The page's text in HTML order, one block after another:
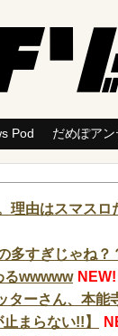
Pod だめぽアン
理由はスマス
多すぎじゃね？
wwwww NEW!
ターさん、本能
まらない!!】